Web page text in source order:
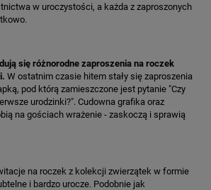
w uroczystości, a każda z zaproszonych
się różnorodne zaproszenia na roczek
W ostatnim czasie hitem stały się zaproszenia
pod którą zamieszczone jest pytanie "Czy
urodzinki?". Cudowna grafika oraz
na gościach wrażenie - zaskoczą i sprawią
na roczek z kolekcji zwierzątek w formie
i bardzo urocze. Podobnie jak